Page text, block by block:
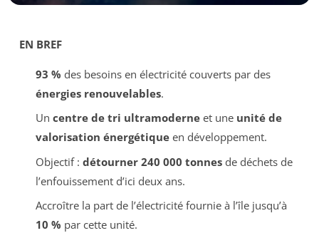
EN BREF
93 % des besoins en électricité couverts par des
énergies renouvelables.
Un centre de tri ultramoderneet une unité de
valorisation énergétiqueen développement.
Objectif : détourner 240 000 tonnesde déchets de
l’enfouissement d’ici deux ans.
Accroître la part de l’électricité fournie à l’île jusqu’à
10 % par cette unité.